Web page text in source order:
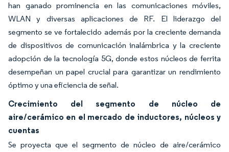
han ganado prominencia en las comunicaciones móviles,
WLAN y diversas aplicaciones de RF. El liderazgo del
segmento se ve fortalecido además por la creciente demanda
de dispositivos de comunicación inalámbrica y la creciente
adopción de la tecnología 5G, donde estos núcleos de ferrita
desempeñan un papel crucial para garantizar un rendimiento
óptimo y una eficiencia de señal.
Crecimiento del segmento de núcleo de
aire/cerámico en el mercado de inductores, núcleos y
cuentas
Se proyecta que el segmento de núcleo de aire/cerámico